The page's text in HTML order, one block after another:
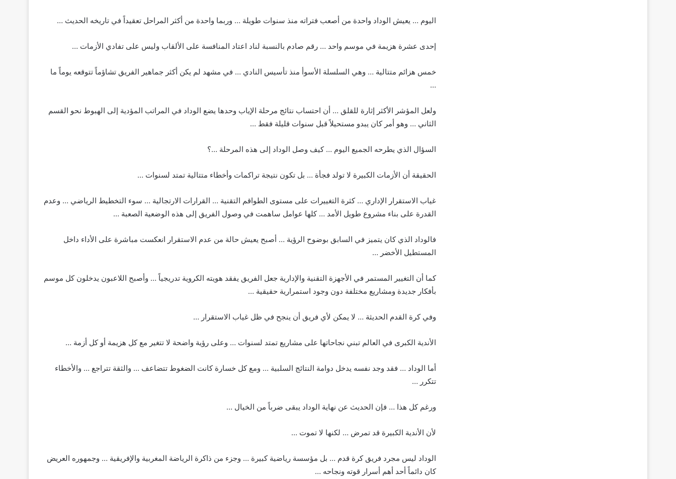
اليوم … يعيش الوداد واحدة من أصعب فتراته منذ سنوات طويلة … وربما واحدة من أكثر المراحل تعقيداً في تاريخه الحديث …
إحدى عشرة هزيمة في موسم واحد … رقم صادم بالنسبة لناد اعتاد المنافسة على الألقاب وليس على تفادي الأزمات …
خمس هزائم متتالية … وهي السلسلة الأسوأ منذ تأسيس النادي … في مشهد لم يكن أكثر جماهير الفريق تشاؤماً تتوقعه يوماً ما
…
ولعل المؤشر الأكثر إثارة للقلق … أن احتساب نتائج مرحلة الإياب وحدها يضع الوداد في المراتب المؤدية إلى الهبوط نحو القسم
الثاني … وهو أمر كان يبدو مستحيلاً قبل سنوات قليلة فقط …
السؤال الذي يطرحه الجميع اليوم … كيف وصل الوداد إلى هذه المرحلة …؟
الحقيقة أن الأزمات الكبيرة لا تولد فجأة … بل تكون نتيجة تراكمات وأخطاء متتالية تمتد لسنوات …
غياب الاستقرار الإداري … كثرة التغييرات على مستوى الطواقم التقنية … القرارات الارتجالية … سوء التخطيط الرياضي … وعدم
القدرة على بناء مشروع طويل الأمد … كلها عوامل ساهمت في وصول الفريق إلى هذه الوضعية الصعبة …
فالوداد الذي كان يتميز في السابق بوضوح الرؤية … أصبح يعيش حالة من عدم الاستقرار انعكست مباشرة على الأداء داخل
المستطيل الأخضر …
كما أن التغيير المستمر في الأجهزة التقنية والإدارية جعل الفريق يفقد هويته الكروية تدريجياً … وأصبح اللاعبون يدخلون كل موسم
بأفكار جديدة ومشاريع مختلفة دون وجود استمرارية حقيقية …
وفي كرة القدم الحديثة … لا يمكن لأي فريق أن ينجح في ظل غياب الاستقرار …
الأندية الكبرى في العالم تبني نجاحاتها على مشاريع تمتد لسنوات … وعلى رؤية واضحة لا تتغير مع كل هزيمة أو كل أزمة …
أما الوداد … فقد وجد نفسه يدخل دوامة النتائج السلبية … ومع كل خسارة كانت الضغوط تتضاعف … والثقة تتراجع … والأخطاء
تتكرر …
ورغم كل هذا … فإن الحديث عن نهاية الوداد يبقى ضرباً من الخيال …
لأن الأندية الكبيرة قد تمرض … لكنها لا تموت …
الوداد ليس مجرد فريق كرة قدم … بل مؤسسة رياضية كبيرة … وجزء من ذاكرة الرياضة المغربية والإفريقية … وجمهوره العريض
كان دائماً أحد أهم أسرار قوته ونجاحه …